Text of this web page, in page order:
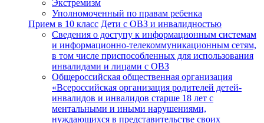
Экстремизм
Уполномоченный по правам ребенка
Прием в 10 класс Дети с ОВЗ и инвалидностью
Сведения о доступу к информационным системам
и информационно-телекоммуникационным сетям,
в том числе приспособленных для использования
инвалидами и лицами с ОВЗ
Общероссийская общественная организация
«Всероссийская организация родителей детей-
инвалидов и инвалидов старше 18 лет с
ментальными и иными нарушениями,
нуждающихся в представительстве своих